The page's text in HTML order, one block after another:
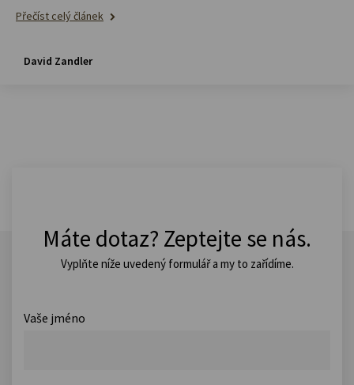
Přečíst celý článek
David Zandler
Máte dotaz? Zeptejte se nás.
Vyplňte níže uvedený formulář a my to zařídíme.
Vaše jméno